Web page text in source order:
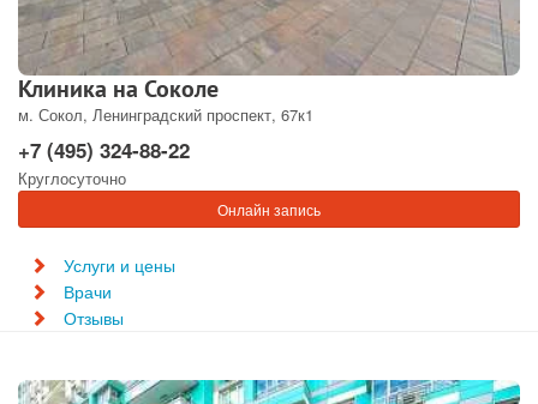
Клиника на Соколе
м. Сокол, Ленинградский проспект, 67к1
+7 (495) 324-88-22
Круглосуточно
Онлайн запись
Услуги и цены
Врачи
Отзывы